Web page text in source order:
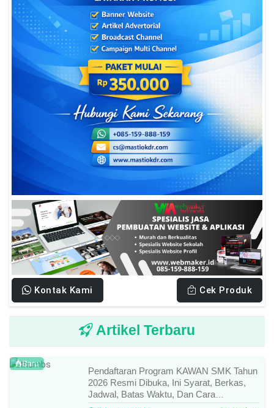
Kontak Kami Cek Produk
Artikel Terbaru
Baru
Pendaftaran Program KAWAN SMK Tahun
2026 Resmi Dibuka, Ini Syarat, Berkas,
Jadwal, Batas Waktu, Dan Cara
Pendaftarannya!